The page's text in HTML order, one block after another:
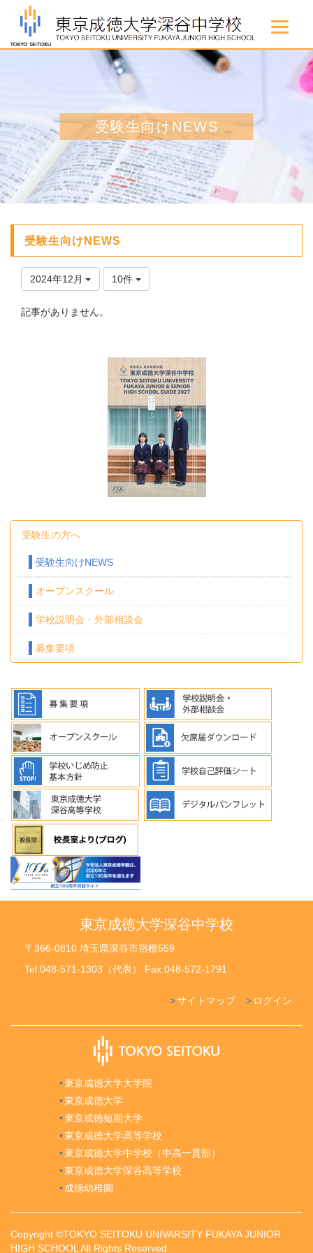
受験生向けNEWS
受験生向けNEWS
2024年12月 10件
記事がありません。
受験生の方へ
受験生向けNEWS
オープンスクール
学校説明会・外部相談会
募集要項
東京成徳大学深谷中学校
〒366-0810 埼玉県深谷市宿根559
Tel.048-571-1303（代表） Fax.048-572-1791
ログイン
サイトマップ
東京成徳大学大学院
東京成徳大学
東京成徳短期大学
東京成徳大学高等学校
東京成徳大学中学校（中高一貫部）
東京成徳大学深谷高等学校
成徳幼稚園
Copyright ©TOKYO SEITOKU UNIVARSITY FUKAYA JUNIOR
HIGH SCHOOL All Rights Reserved.